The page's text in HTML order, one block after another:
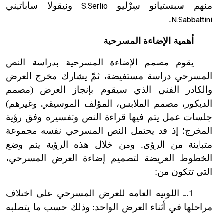
منهم سبستيانو سِرْليو S.Serlio ونيقولا ساباتيني
N.Sabbattini
.
أهمية الإضاءة المسرحية
يقوم مصمم الإضاءة المسرحية بدراسة النص
المسرحي دراسة مستفيضة، ثمّ يشارك مخرج العرض
والكادر الفني الذي سيقوم بإنجاز العرض (مصمم
الديكور، مصمم الملابس، المؤلف الموسيقي وغيرهم)
جلسات عمل يتم فيها قراءة النص وتفسيره وفق رؤية
المخرج؛ إذ قد يحتمل النص المسرحي نفسه مجموعة
متباينة من الرؤى. ومن خلال هذه الرؤية يتم وضع
الخطوط العريضة لتصميم إضاءة العرض المسرحي،
التي تتكون من:
1.ـ اللونية العامة للعرض المسرحي على اختلاف
مراحلها في أثناء العرض الواحد: وذلك حسب ما يتطلبه